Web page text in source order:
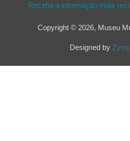
Receba a informação mais
Copyright © 2026, Museu
Designed by